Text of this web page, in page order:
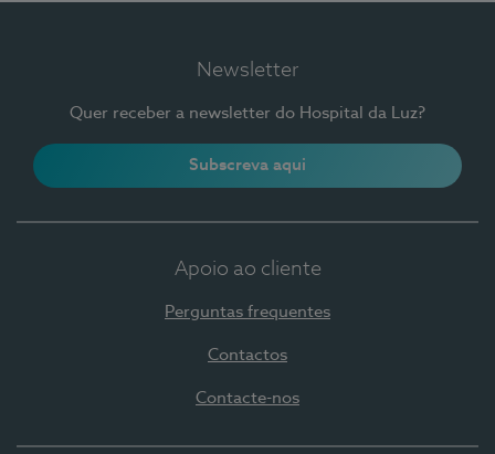
Newsletter
Quer receber a newsletter do Hospital da Luz?
Subscreva aqui
Apoio ao cliente
Perguntas frequentes
Contactos
Contacte-nos